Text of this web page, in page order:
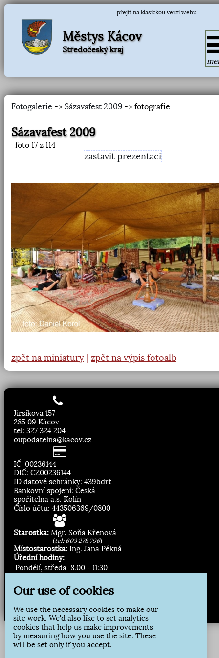
přejít na klasickou verzi webu
Městys Kácov
Středočeský kraj
Fotogalerie -> Sázavafest 2009 -> fotografie
Sázavafest 2009
foto 17 z 114
zastavit prezentaci
zpět na miniatury zpět na výpis fotoalb
Jirsíkova 157
285 09 Kácov
tel: 327 324 204
oupodatelna@kacov.cz
IČ: 00236144
DIČ: CZ00236144
ID datové schránky: 439bdrt
Bankovní spojení: Česká
spořitelna a.s. Kolín
Číslo účtu: 443506369/0800
Starostka: Mgr. Soňa Křenová
(tel: 603 278 796)
Místostarostka: Ing. Jana Pěkná
Úřední hodiny:
Pondělí, středa 8.00 - 11:30
Zasílání novinek:
Přihlásit odběr
Our use of cookies
We use the necessary cookies to make our
site work. We'd also like to set analytics
cookies that help us make improvements
by measuring how you use the site. These
will be set only if you accept.